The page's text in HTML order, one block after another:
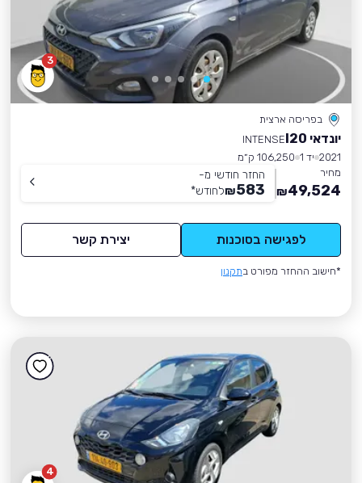
3
בפריסה ארצית
יונדאי I20
INTENSE
2021 יד 1
106,250 ק״מ
מחיר
49,524
₪
החזר חודשי מ-
583
₪לחודש*
לפגישה בסוכנות יצירת קשר
*חישוב ההחזר מפורט בתקנון
4